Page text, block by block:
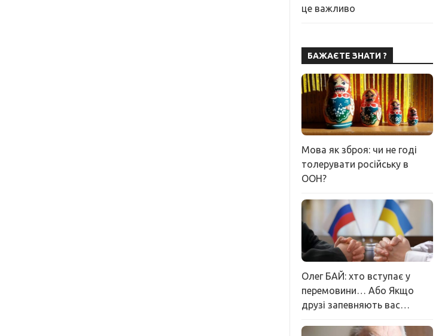
це важливо
БАЖАЄТЕ ЗНАТИ ?
Мова як зброя: чи не годі
толерувати російську в
ООН?
Олег БАЙ: хто вступає у
перемовини… Або Якщо
друзі запевняють вас…